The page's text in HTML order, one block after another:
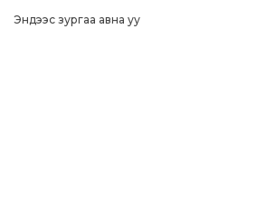
Эндээс зургаа авна уу